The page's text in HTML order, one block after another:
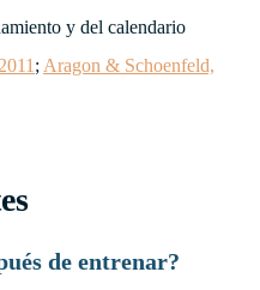
y del calendario
; Aragon & Schoenfeld,
de entrenar?